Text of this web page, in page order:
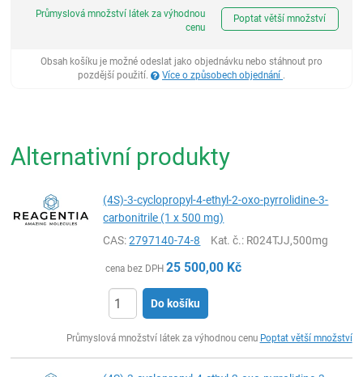
Průmyslová množství látek za výhodnou
cenu
Poptat větší množství
Obsah košíku je možné odeslat jako objednávku nebo stáhnout pro
pozdější použití.
Více o způsobech objednání .
Alternativní produkty
(4S)-3-cyclopropyl-4-ethyl-2-oxo-pyrrolidine-3-
carbonitrile (1 x 500 mg)
CAS:2797140-74-8 Kat. č.: R024TJJ,500mg
cena bez DPH 25 500,00 Kč
Do košíku
Průmyslová množství látek za výhodnou cenu Poptat větší množství